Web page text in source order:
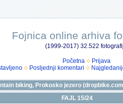
Fojnica online arhiva
(1999-2017) 32.522
Početna
Prijava
Posljednji komentari
biking, Prokosko jezero
FAJL 15/24